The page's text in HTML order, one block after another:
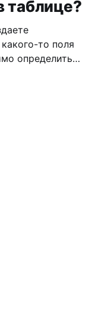
таблице?
то поля
определить